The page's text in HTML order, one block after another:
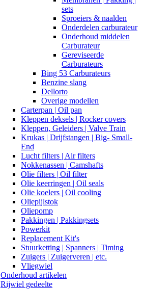
sets
Sproeiers & naalden
Onderdelen carburateur
Onderhoud middelen
Carburateur
Gereviseerde
Carburateurs
Bing 53 Carburateurs
Benzine slang
Dellorto
Overige modellen
Carterpan | Oil pan
Kleppen deksels | Rocker covers
Kleppen, Geleiders | Valve Train
Krukas | Drijfstangen | Big- Small-
End
Lucht filters | Air filters
Nokkenassen | Camshafts
Olie filters | Oil filter
Olie keerringen | Oil seals
Olie koelers | Oil cooling
Oliepijlstok
Oliepomp
Pakkingen | Pakkingsets
Powerkit
Replacement Kit's
Stuurketting | Spanners | Timing
Zuigers | Zuigerveren | etc.
Vliegwiel
Onderhoud artikelen
Rijwiel gedeelte